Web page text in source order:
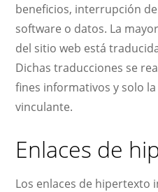
beneficios, interrupción
software o datos. La
del sitio web está
Dichas traducciones se
fines informativos y solo
vinculante.
Enlaces de
Los enlaces de hipertexto